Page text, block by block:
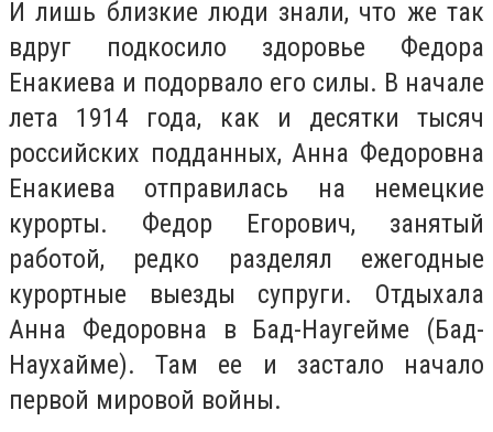
И лишь близкие люди знали, что же так
вдруг подкосило здоровье Федора
Енакиева и подорвало его силы. В начале
лета 1914 года, как и десятки тысяч
российских подданных, Анна Федоровна
Енакиева отправилась на немецкие
курорты. Федор Егорович, занятый
работой, редко разделял ежегодные
курортные выезды супруги. Отдыхала
Анна Федоровна в Бад-Наугейме (Бад-
Наухайме). Там ее и застало начало
первой мировой войны.